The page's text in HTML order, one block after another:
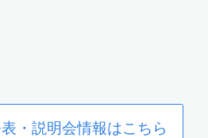
・説明会情報はこちら